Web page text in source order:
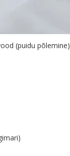
(puidu põlemine)